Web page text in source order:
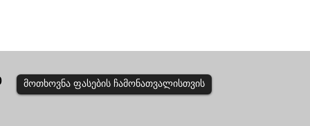
მოთხოვნა ფასების ჩამონათვალისთვის